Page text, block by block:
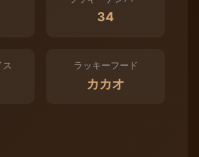
34
ス ラッキーフード
カカオ